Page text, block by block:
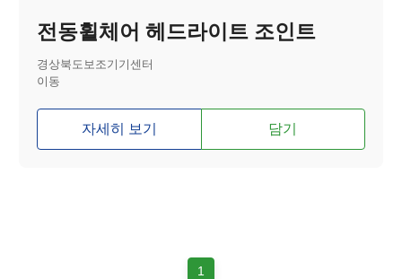
전동휠체어 헤드라이트 조인트
경상북도보조기기센터
이동
자세히 보기 담기
1